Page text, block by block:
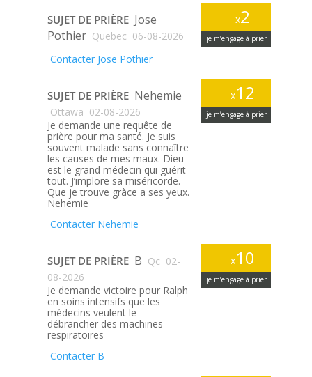
x2
je m’engage à prier
SUJET DE PRIÈRE Jose
Pothier Quebec 06-08-2026
Contacter Jose Pothier
x12
je m’engage à prier
SUJET DE PRIÈRE Nehemie
Ottawa 02-08-2026
Je demande une requête de
prière pour ma santé. Je suis
souvent malade sans connaître
les causes de mes maux. Dieu
est le grand médecin qui guérit
tout. J’implore sa miséricorde.
Que je trouve gràce a ses yeux.
Nehemie
Contacter Nehemie
x10
je m’engage à prier
SUJET DE PRIÈRE B Qc 02-
08-2026
Je demande victoire pour Ralph
en soins intensifs que les
médecins veulent le
débrancher des machines
respiratoires
Contacter B